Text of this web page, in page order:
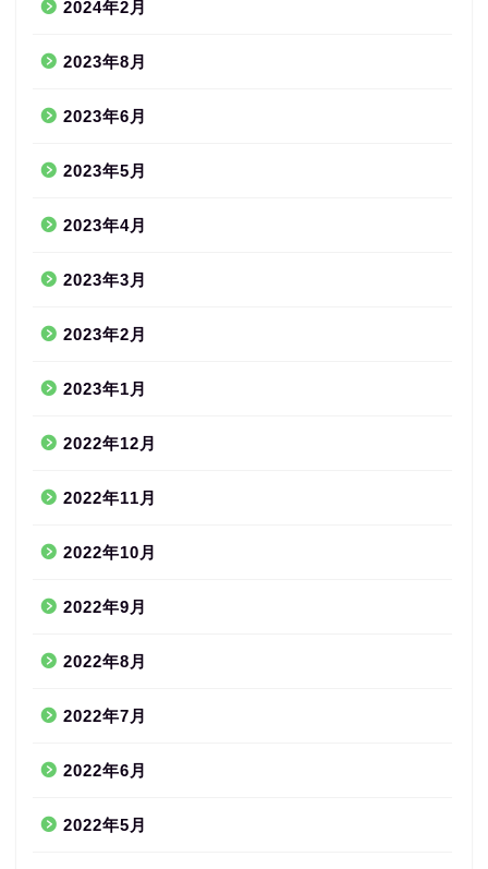
2024年2月
2023年8月
2023年6月
2023年5月
2023年4月
2023年3月
2023年2月
2023年1月
2022年12月
2022年11月
2022年10月
2022年9月
2022年8月
2022年7月
2022年6月
2022年5月